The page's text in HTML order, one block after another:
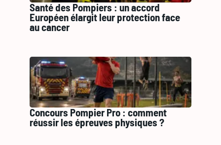
Santé des Pompiers : un accord
Européen élargit leur protection face
au cancer
Concours Pompier Pro : comment
réussir les épreuves physiques ?